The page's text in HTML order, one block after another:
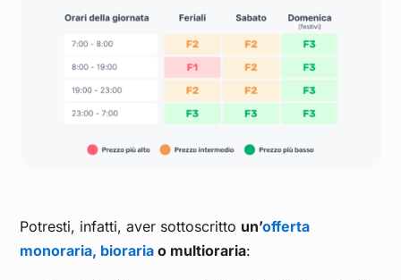
Agosto 2023 0,112
Luglio 2023
Giugno 2023 0,106
Aprile 2023 0,135
Potresti, infatti, aver sottoscritto un’offerta
monoraria, bioraria o multioraria: